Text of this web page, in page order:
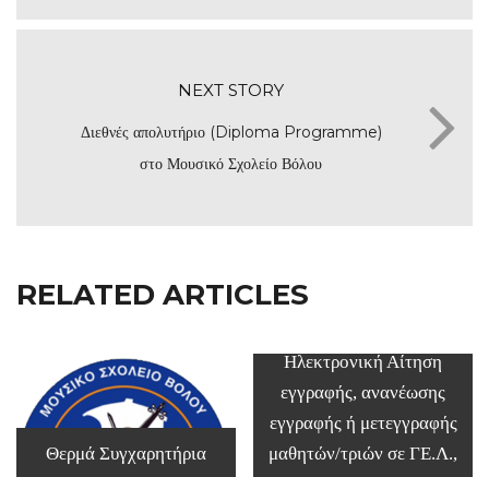
NEXT STORY
Διεθνές απολυτήριο (Diploma Programme)
στο Μουσικό Σχολείο Βόλου
RELATED ARTICLES
Θερμά Συγχαρητήρια
Ηλεκτρονική Αίτηση
εγγραφής, ανανέωσης
εγγραφής ή μετεγγραφής
μαθητών/τριών σε ΓΕ.Λ.,